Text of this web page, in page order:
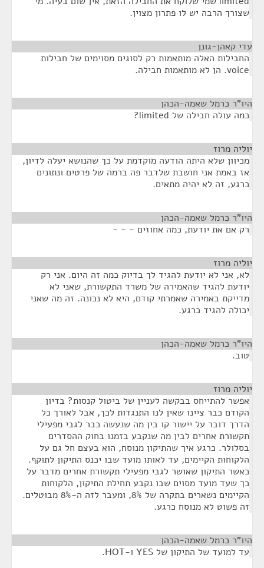
שצורך הרבה יש לו פתרון מצוין.
עדי קאהן-גונן
החבילות האלה מותאמות רק לסוגים מסוימים של חבילות
voice. הן לא מותאמות חבילה.
היו"ר כרמל שאמה-הכהן
כמה עולה חבילה של limited?
יוליה מרוז
מכיוון שלא היתה הודעה מוקדמת על כך שהנושא יעלה לדיון,
אז באמת אני חושבת שלדבר פה ברמה של פרטים ונתונים
כרגע, זה לא יהיה מתאים.
היו"ר כרמל שאמה-הכהן
רק אם את יודעת, כמה אחוזים - - -
יוליה מרוז
לא, אני לא יודעת להגיד לך בדיוק כמה זה היום. אני רק
יודעת להגיד שהאמירה של משרד התקשורת, שאני לא
מדייקת באמירה שאמרתי קודם, היא לא נכונה. זה מה שאני
יכולה להגיד כרגע.
היו"ר כרמל שאמה-הכהן
טוב.
יוליה מרוז
אפשר להתייחס בבקשה לעניין של ביטול קנסות? בדיון
הקודם כבר ציינו שאין לנו התנגדות לכך, אבל לאורך כל
הדרך דובר על יישור קו בין מה שנעשה כבר לגבי מפעילי
תקשורת אחרים לבין מה שנקבע בזמנו בחוק ההסדרים
בסלולר. כרגע איך שהתיקון מנוסח, הוא בעצם חל גם על
הלקוחות הקיימים, עד לאותו מועד שבו יכנס התיקון לתוקף.
כאשר התיקון שאושר לגבי מפעילי תקשורת אחרים מדבר על
כך שעד מועד מסוים שבו נקבע תחילת התיקון, הלקוחות
הקיימים נשארים בתקרה של 8%, ומעבר לזה ה-8% מבוטלים.
זה פשוט לא מנוסח כרגע.
היו"ר כרמל שאמה-הכהן
עד למועד של התיקון של YES ו-HOT.